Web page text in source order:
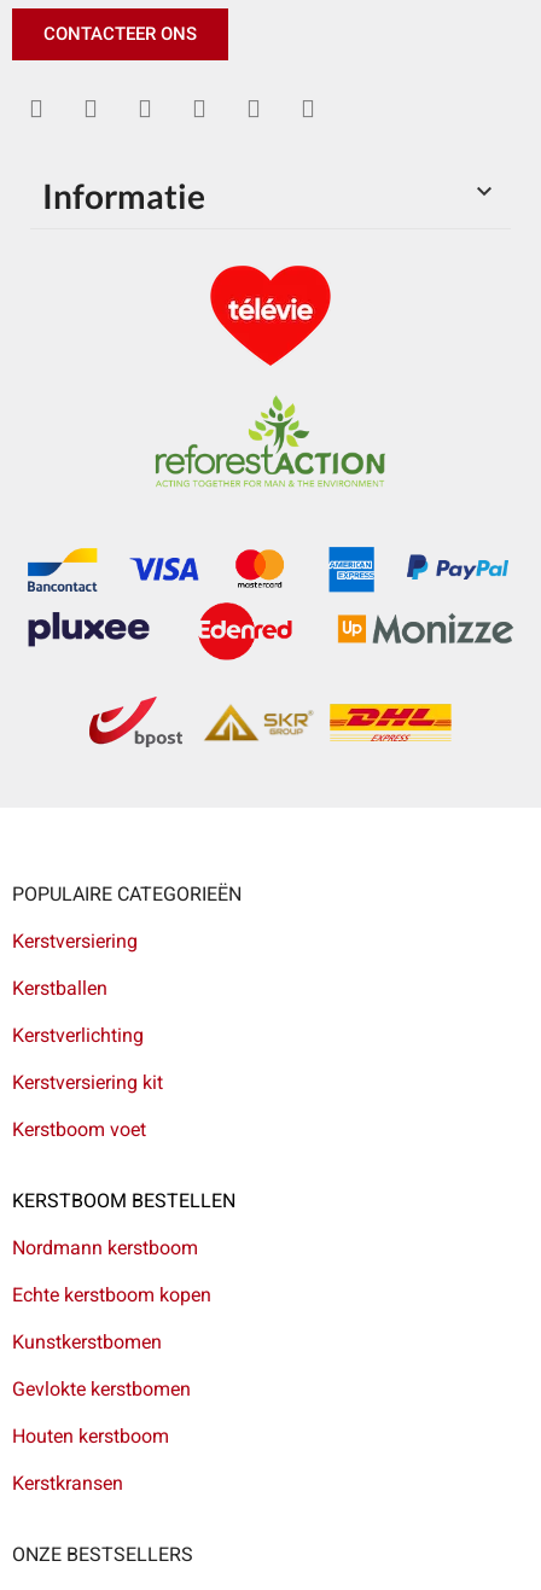
CONTACTEER ONS

Informatie
POPULAIRE CATEGORIEËN
Kerstversiering
Kerstballen
Kerstverlichting
Kerstversiering kit
Kerstboom voet
KERSTBOOM BESTELLEN
Nordmann kerstboom
Echte kerstboom kopen
Kunstkerstbomen
Gevlokte kerstbomen
Houten kerstboom
Kerstkransen
ONZE BESTSELLERS